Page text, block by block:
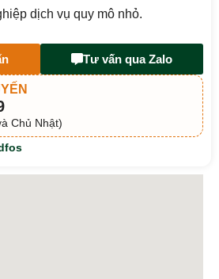
dịch vụ quy mô nhỏ.
Tư vấn qua Zalo
Chủ Nhật)